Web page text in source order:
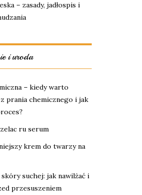
– zasady, jadłospis i
i uroda
– kiedy warto
prania chemicznego i jak
ru serum
krem do twarzy na
suchej: jak nawilżać i
przesuszeniem